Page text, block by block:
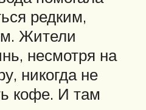
редким,
Жители
несмотря на
никогда не
кофе. И там